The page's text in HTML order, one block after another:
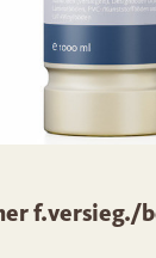
f.versieg./